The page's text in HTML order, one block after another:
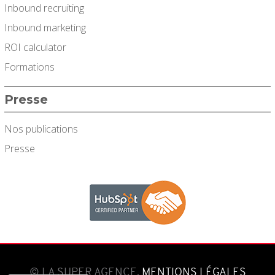
Inbound recruiting
Inbound marketing
ROI calculator
Formations
Presse
Nos publications
Presse
© LA SUPER AGENCE. MENTIONS LÉGALES